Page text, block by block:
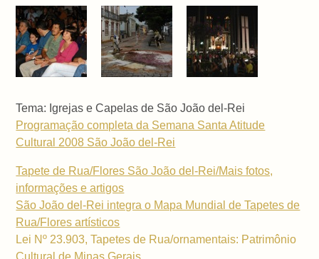
Tema: Igrejas e Capelas de São João del-Rei
Programação completa da Semana Santa Atitude
Cultural 2008 São João del-Rei
Tapete de Rua/Flores São João del-Rei/Mais fotos,
informações e artigos
São João del-Rei integra o Mapa Mundial de Tapetes de
Rua/Flores artísticos
Lei Nº 23.903, Tapetes de Rua/ornamentais: Patrimônio